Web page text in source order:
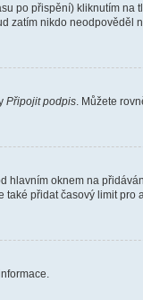
po přispění) kliknutím na
zatím nikdo neodpověděl
Připojit podpis . Můžete
hlavním oknem na
také přidat časový limit pro